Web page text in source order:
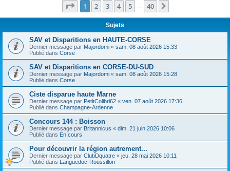
Page 1sur40
1 2 3 4 5 40
Sujets
SAV et Disparitions en HAUTE-CORSE
Dernier message par Majordomi « sam. 08 août 2026 15:33
Publié dans Corse
SAV et Disparitions en CORSE-DU-SUD
Dernier message par Majordomi « sam. 08 août 2026 15:28
Publié dans Corse
Ciste disparue haute Marne
Dernier message par PetitColibri62 « ven. 07 août 2026 17:36
Publié dans Champagne-Ardenne
Concours 144 : Boisson
Dernier message par Britannicus « dim. 21 juin 2026 10:06
Publié dans En cours
Pour découvrir la région autrement...
Dernier message par ClubDquatre « jeu. 28 mai 2026 10:11
Publié dans Languedoc-Roussillon